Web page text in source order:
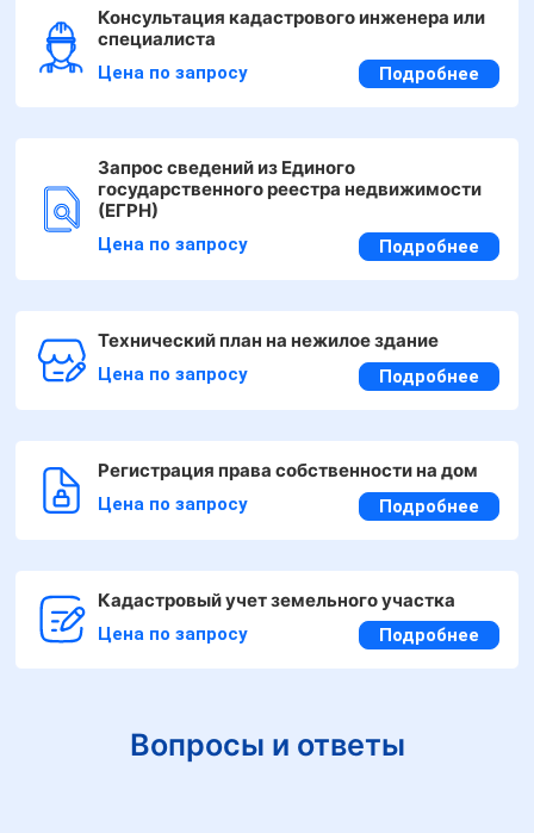
Консультация кадастрового инженера или
специалиста
Цена по запросу Подробнее
Запрос сведений из Единого
государственного реестра недвижимости
(ЕГРН)
Цена по запросу Подробнее
Технический план на нежилое здание
Цена по запросу Подробнее
Регистрация права собственности на дом
Цена по запросу Подробнее
Кадастровый учет земельного участка
Цена по запросу Подробнее
Вопросы и ответы